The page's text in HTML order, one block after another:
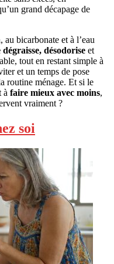
grand décapage de
bicarbonate et à l’eau
dégraisse, désodorise et
tout en restant simple à
et un temps de pose
routine ménage. Et si le
à faire mieux avec moins,
vraiment ?
soi